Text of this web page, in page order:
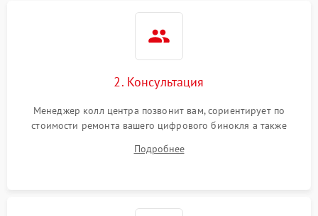
2. Консультация
Менеджер колл центра позвонит вам, сориентирует по
стоимости ремонта вашего цифрового бинокля а также
Подробнее